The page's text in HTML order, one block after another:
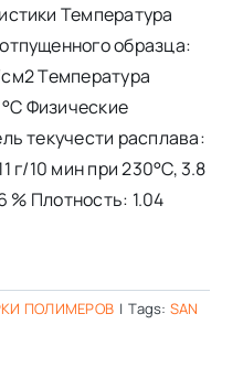
Температура
образца:
см2 Температура
Физические
текучести расплава:
г/10 мин при 230°C, 3.8
% Плотность: 1.04
ПОЛИМЕРОВ | Tags: SAN